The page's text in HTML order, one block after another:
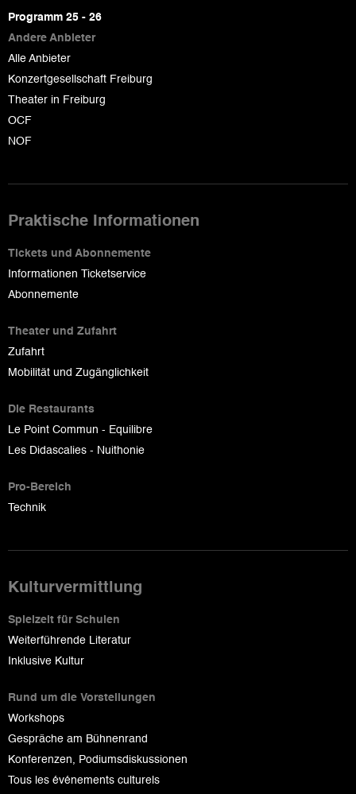
page
Programm 25 - 26
Andere Anbieter
Alle Anbieter
Konzertgesellschaft Freiburg
Theater in Freiburg
OCF
NOF
Praktische Informationen
Tickets und Abonnemente
Informationen Ticketservice
Abonnemente
Theater und Zufahrt
Zufahrt
Mobilität und Zugänglichkeit
Die Restaurants
Le Point Commun - Equilibre
Les Didascalies - Nuithonie
Pro-Bereich
Technik
Kulturvermittlung
Spielzeit für Schulen
Weiterführende Literatur
Inklusive Kultur
Rund um die Vorstellungen
Workshops
Gespräche am Bühnenrand
Konferenzen, Podiumsdiskussionen
Tous les événements culturels